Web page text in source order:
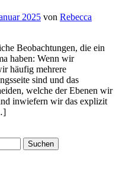
2025 von Rebecca
Beobachtungen, die ein
haben: Wenn wir
häufig mehrere
sind und das
welche der Ebenen wir
inwiefern wir das explizit